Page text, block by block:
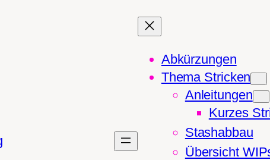
Abkürzungen
Thema Stricken
Anleitungen
Kurzes
Stashabbau
Übersicht